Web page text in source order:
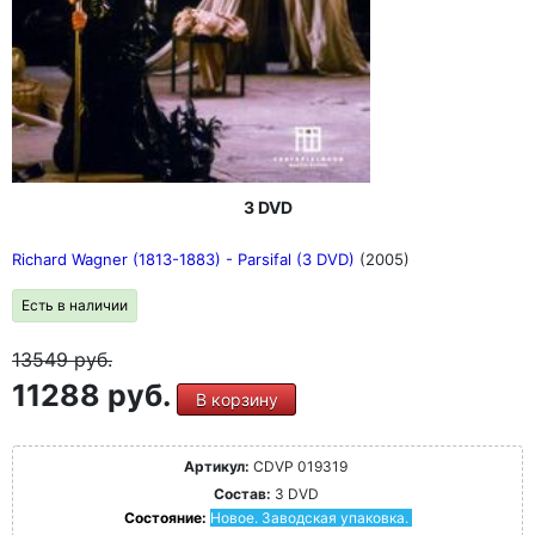
3 DVD
Richard Wagner (1813-1883) - Parsifal (3 DVD) (2005)
Есть в наличии
13549руб.
11288 руб. В корзину
Артикул: CDVP 019319
Состав: 3 DVD
Состояние: Новое. Заводская упаковка.